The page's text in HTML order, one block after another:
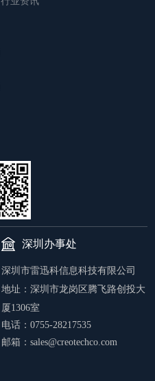
深圳办事处
深圳市雷迅科信息科技有限公司
地址： 深圳市龙岗区腾飞路创投大
厦1306室
电话：0755-28217535
邮箱：sales@creotechco.com